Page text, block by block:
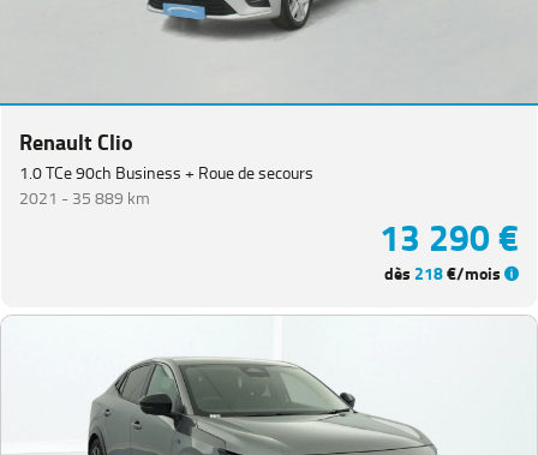
Renault Clio
1.0 TCe 90ch Business + Roue de secours
2021 -35 889 km
13 290 €
dès 218€/mois